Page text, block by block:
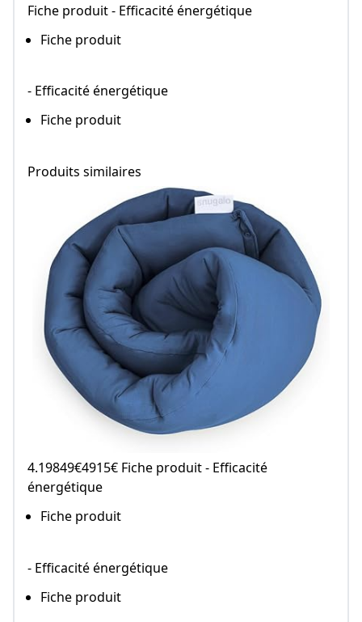
Fiche produit - Efficacité énergétique
Fiche produit
- Efficacité énergétique
Fiche produit
Produits similaires
4.19849€4915€ Fiche produit - Efficacité
énergétique
Fiche produit
- Efficacité énergétique
Fiche produit